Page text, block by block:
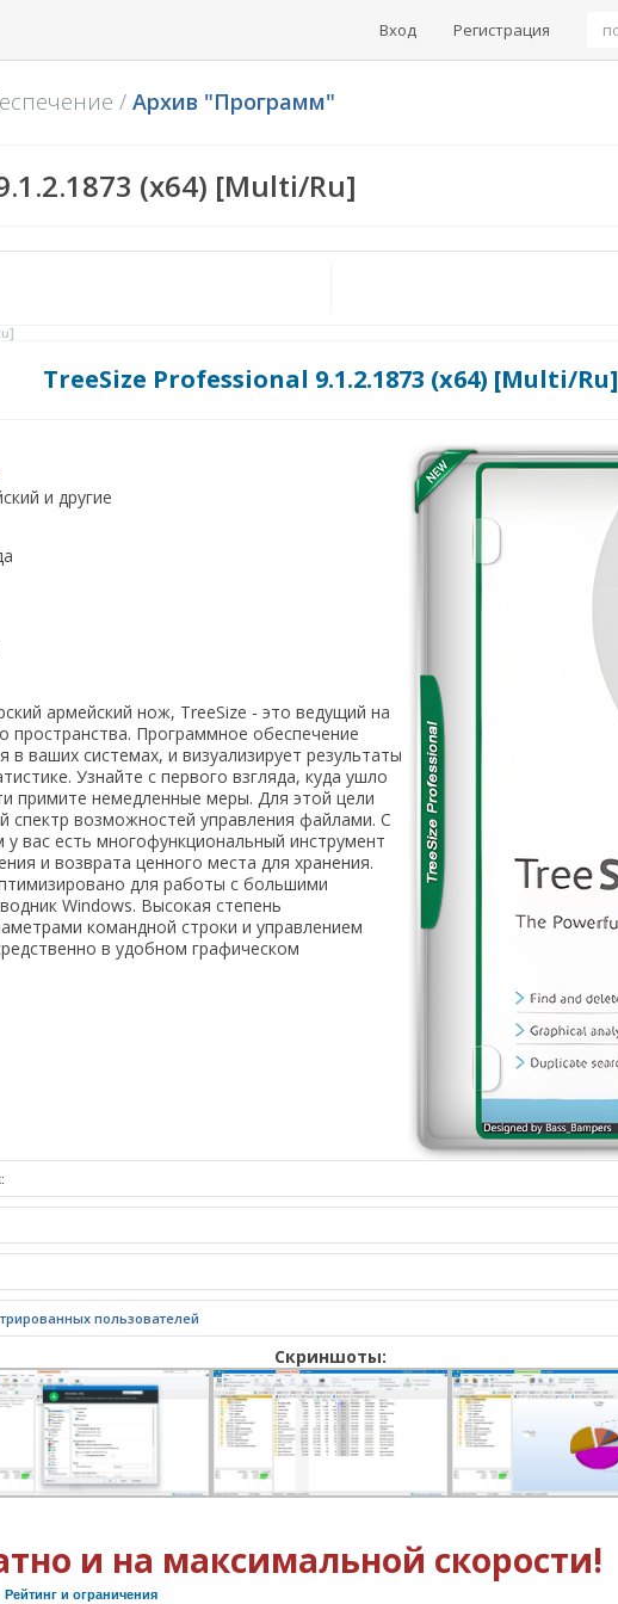
Вход Регистрация
/ Архив "Программ"
(x64) [Multi/Ru]
TreeSize Professional 9.1.2.1873 (x64) [Multi/Ru]
и другие
армейский нож, TreeSize - это ведущий на
Программное обеспечение
в ваших системах, и визуализирует результаты
Узнайте с первого взгляда, куда ушло
примите немедленные меры. Для этой цели
спектр возможностей управления файлами. С
вас есть многофункциональный инструмент
и возврата ценного места для хранения.
для работы с большими
Windows. Высокая степень
командной строки и управлением
в удобном графическом
пользователей
Скриншоты:
и на максимальной скорости!
Рейтинг и ограничения